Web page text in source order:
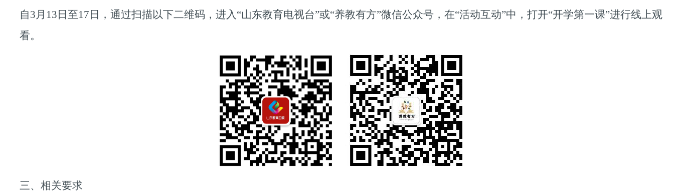
自3月 13 日至17 日，通过扫描以下二维码，进入“山东教育电视台”或“养教有方”微信公众号，在“活动互动”中，打开“开学第一课”进行线上观
看。
三、相关要求